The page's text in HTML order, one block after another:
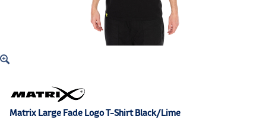
Matrix Large Fade Logo T-Shirt Black/Lime